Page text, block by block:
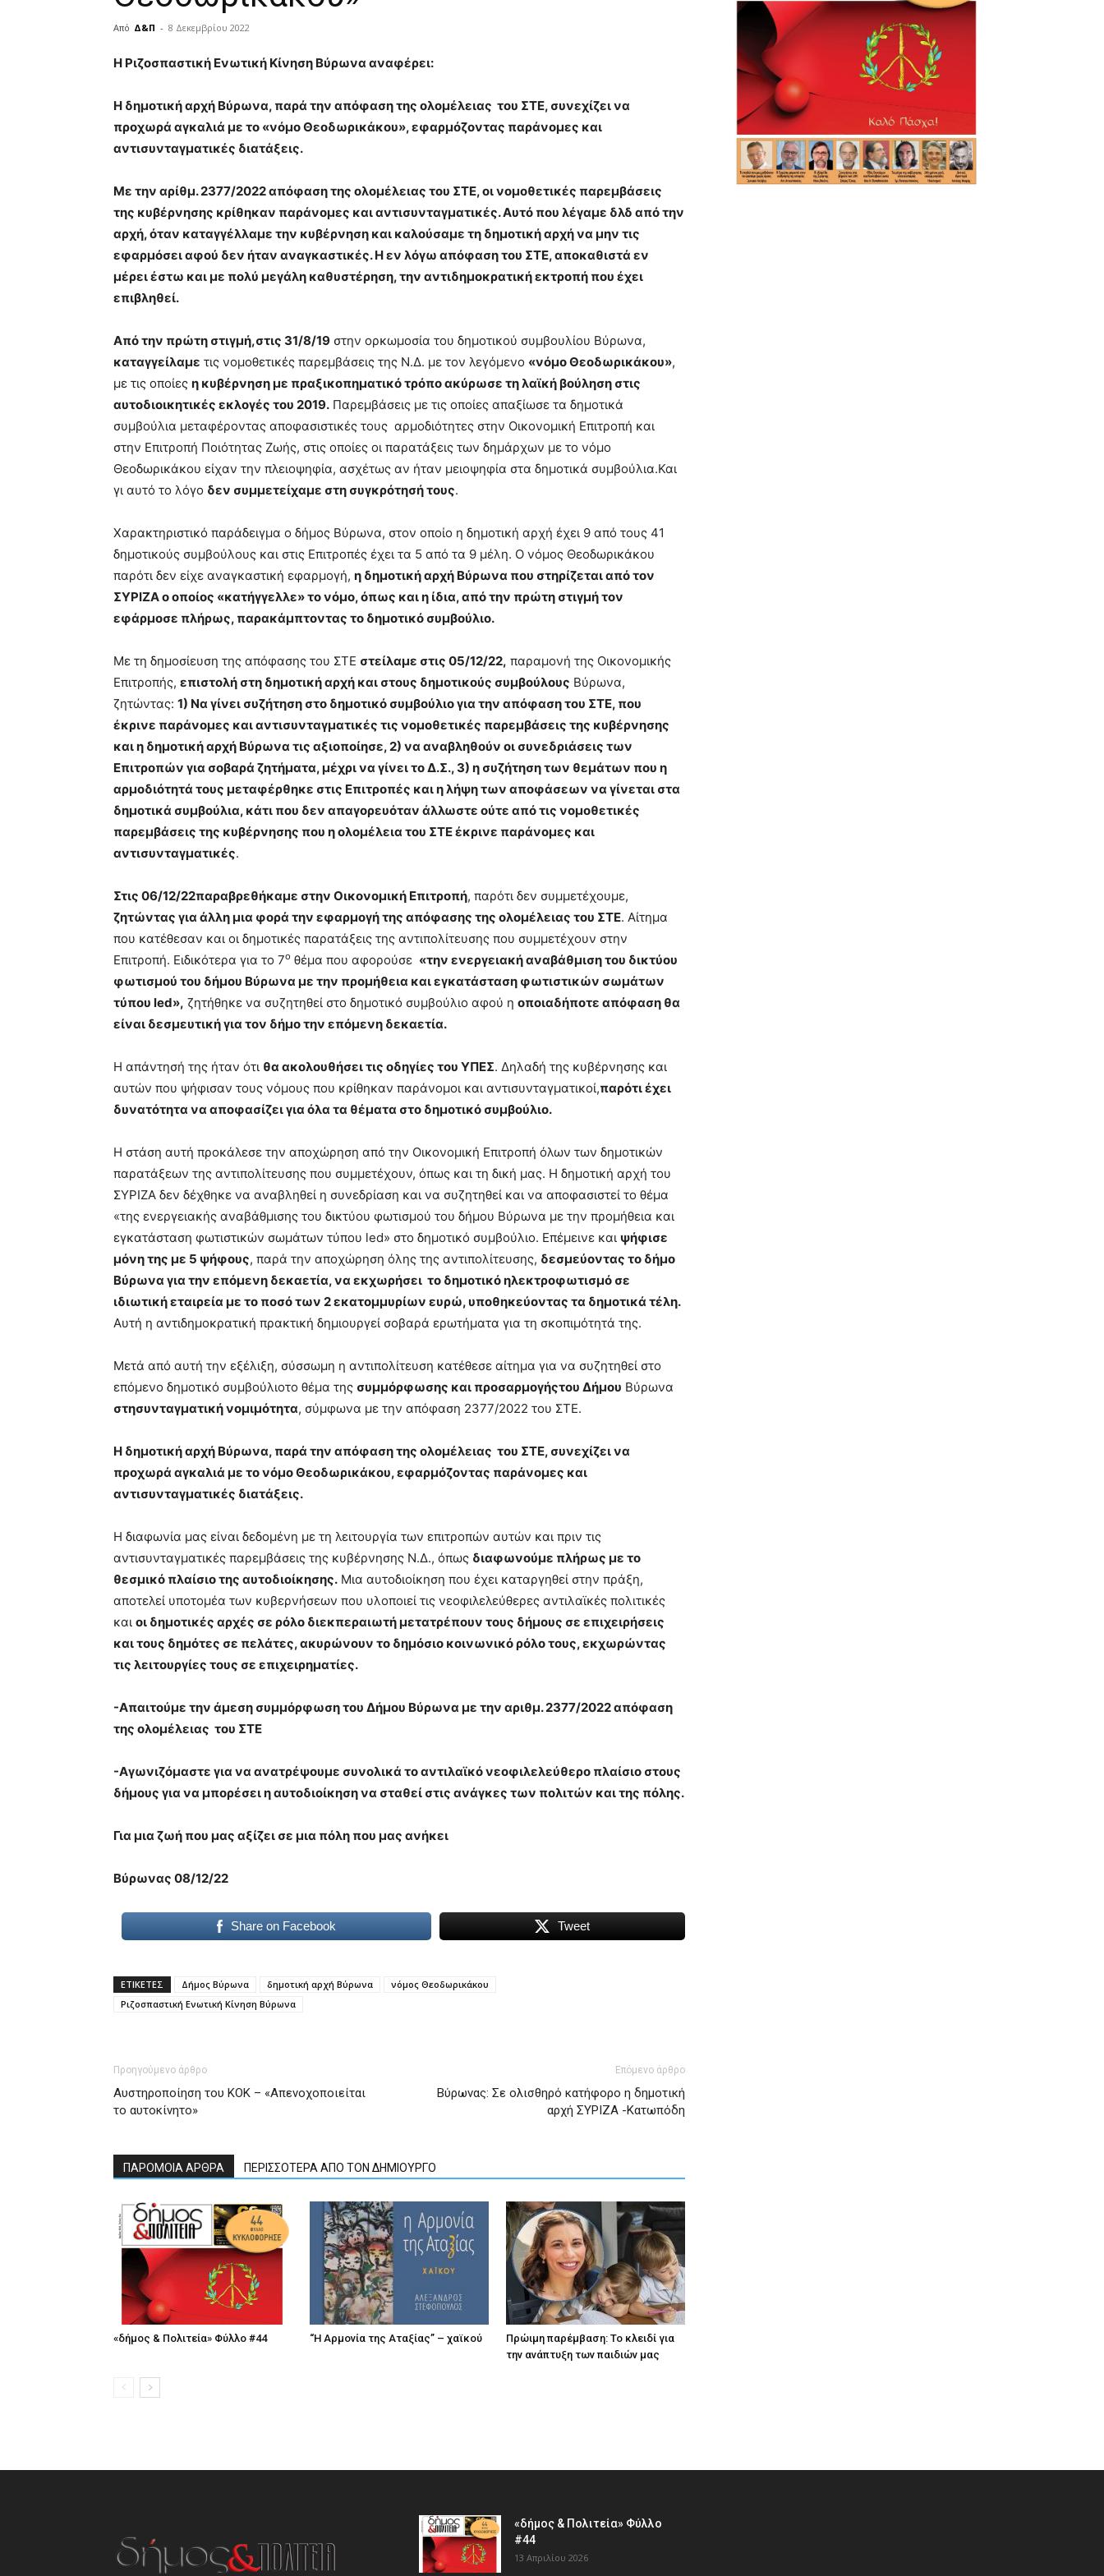
Από Δ&Π - 8 Δεκεμβρίου 2022
blonde
lesbians
hot
cam
show.desi
lyons
teaches
you
meaning
of
pain.
hd
porn
Η Ριζοσπαστική Ενωτική Κίνηση Βύρωνα αναφέρει:
Η δημοτική αρχή Βύρωνα, παρά την απόφαση της ολομέλειας του ΣΤΕ, συνεχίζει να
προχωρά αγκαλιά με το «νόμο Θεοδωρικάκου», εφαρμόζοντας παράνομες και
αντισυνταγματικές διατάξεις.
Με την αρίθμ. 2377/2022 απόφαση της ολομέλειας του ΣΤΕ, οι νομοθετικές παρεμβάσεις
της κυβέρνησης κρίθηκαν παράνομες και αντισυνταγματικές. Αυτό που λέγαμε δλδ από την
αρχή, όταν καταγγέλλαμε την κυβέρνηση και καλούσαμε τη δημοτική αρχή να μην τις
εφαρμόσει αφού δεν ήταν αναγκαστικές. Η εν λόγω απόφαση του ΣΤΕ, αποκαθιστά εν
μέρει έστω και με πολύ μεγάλη καθυστέρηση, την αντιδημοκρατική εκτροπή που έχει
επιβληθεί.
Από την πρώτη στιγμή,στις 31/8/19 στην ορκωμοσία του δημοτικού συμβουλίου Βύρωνα,
καταγγείλαμε τις νομοθετικές παρεμβάσεις της Ν.Δ. με τον λεγόμενο «νόμο Θεοδωρικάκου»,
με τις οποίες η κυβέρνηση με πραξικοπηματικό τρόπο ακύρωσε τη λαϊκή βούληση στις
αυτοδιοικητικές εκλογές του 2019. Παρεμβάσεις με τις οποίες απαξίωσε τα δημοτικά
συμβούλια μεταφέροντας αποφασιστικές τους αρμοδιότητες στην Οικονομική Επιτροπή και
στην Επιτροπή Ποιότητας Ζωής, στις οποίες οι παρατάξεις των δημάρχων με το νόμο
Θεοδωρικάκου είχαν την πλειοψηφία, ασχέτως αν ήταν μειοψηφία στα δημοτικά συμβούλια.Και
γι αυτό το λόγο δεν συμμετείχαμε στη συγκρότησή τους.
Χαρακτηριστικό παράδειγμα ο δήμος Βύρωνα, στον οποίο η δημοτική αρχή έχει 9 από τους 41
δημοτικούς συμβούλους και στις Επιτροπές έχει τα 5 από τα 9 μέλη. Ο νόμος Θεοδωρικάκου
παρότι δεν είχε αναγκαστική εφαρμογή, η δημοτική αρχή Βύρωνα που στηρίζεται από τον
ΣΥΡΙΖΑ ο οποίος «κατήγγελλε» το νόμο, όπως και η ίδια, από την πρώτη στιγμή τον
εφάρμοσε πλήρως, παρακάμπτοντας το δημοτικό συμβούλιο.
Με τη δημοσίευση της απόφασης του ΣΤΕ στείλαμε στις 05/12/22, παραμονή της Οικονομικής
Επιτροπής, επιστολή στη δημοτική αρχή και στους δημοτικούς συμβούλους Βύρωνα,
ζητώντας: 1) Να γίνει συζήτηση στο δημοτικό συμβούλιο για την απόφαση του ΣΤΕ, που
έκρινε παράνομες και αντισυνταγματικές τις νομοθετικές παρεμβάσεις της κυβέρνησης
και η δημοτική αρχή Βύρωνα τις αξιοποίησε, 2) να αναβληθούν οι συνεδριάσεις των
Επιτροπών για σοβαρά ζητήματα, μέχρι να γίνει το Δ.Σ., 3) η συζήτηση των θεμάτων που η
αρμοδιότητά τους μεταφέρθηκε στις Επιτροπές και η λήψη των αποφάσεων να γίνεται στα
δημοτικά συμβούλια, κάτι που δεν απαγορευόταν άλλωστε ούτε από τις νομοθετικές
παρεμβάσεις της κυβέρνησης που η ολομέλεια του ΣΤΕ έκρινε παράνομες και
αντισυνταγματικές.
Στις 06/12/22παραβρεθήκαμε στην Οικονομική Επιτροπή, παρότι δεν συμμετέχουμε,
ζητώντας για άλλη μια φορά την εφαρμογή της απόφασης της ολομέλειας του ΣΤΕ. Αίτημα
που κατέθεσαν και οι δημοτικές παρατάξεις της αντιπολίτευσης που συμμετέχουν στην
Επιτροπή. Ειδικότερα για το 7ο θέμα που αφορούσε «την ενεργειακή αναβάθμιση του δικτύου
φωτισμού του δήμου Βύρωνα με την προμήθεια και εγκατάσταση φωτιστικών σωμάτων
τύπου led», ζητήθηκε να συζητηθεί στο δημοτικό συμβούλιο αφού η οποιαδήποτε απόφαση θα
είναι δεσμευτική για τον δήμο την επόμενη δεκαετία.
Η απάντησή της ήταν ότι θα ακολουθήσει τις οδηγίες του ΥΠΕΣ. Δηλαδή της κυβέρνησης και
αυτών που ψήφισαν τους νόμους που κρίθηκαν παράνομοι και αντισυνταγματικοί,παρότι έχει
δυνατότητα να αποφασίζει για όλα τα θέματα στο δημοτικό συμβούλιο.
Η στάση αυτή προκάλεσε την αποχώρηση από την Οικονομική Επιτροπή όλων των δημοτικών
παρατάξεων της αντιπολίτευσης που συμμετέχουν, όπως και τη δική μας. Η δημοτική αρχή του
ΣΥΡΙΖΑ δεν δέχθηκε να αναβληθεί η συνεδρίαση και να συζητηθεί και να αποφασιστεί το θέμα
«της ενεργειακής αναβάθμισης του δικτύου φωτισμού του δήμου Βύρωνα με την προμήθεια και
εγκατάσταση φωτιστικών σωμάτων τύπου led» στο δημοτικό συμβούλιο. Επέμεινε και ψήφισε
μόνη της με 5 ψήφους, παρά την αποχώρηση όλης της αντιπολίτευσης, δεσμεύοντας το δήμο
Βύρωνα για την επόμενη δεκαετία, να εκχωρήσει το δημοτικό ηλεκτροφωτισμό σε
ιδιωτική εταιρεία με το ποσό των 2 εκατομμυρίων ευρώ, υποθηκεύοντας τα δημοτικά τέλη.
Αυτή η αντιδημοκρατική πρακτική δημιουργεί σοβαρά ερωτήματα για τη σκοπιμότητά της.
Μετά από αυτή την εξέλιξη, σύσσωμη η αντιπολίτευση κατέθεσε αίτημα για να συζητηθεί στο
επόμενο δημοτικό συμβούλιοτο θέμα της συμμόρφωσης και προσαρμογήςτου Δήμου Βύρωνα
στησυνταγματική νομιμότητα, σύμφωνα με την απόφαση 2377/2022 του ΣΤΕ.
Η δημοτική αρχή Βύρωνα, παρά την απόφαση της ολομέλειας του ΣΤΕ, συνεχίζει να
προχωρά αγκαλιά με το νόμο Θεοδωρικάκου, εφαρμόζοντας παράνομες και
αντισυνταγματικές διατάξεις.
Η διαφωνία μας είναι δεδομένη με τη λειτουργία των επιτροπών αυτών και πριν τις
αντισυνταγματικές παρεμβάσεις της κυβέρνησης Ν.Δ., όπως διαφωνούμε πλήρως με το
θεσμικό πλαίσιο της αυτοδιοίκησης. Μια αυτοδιοίκηση που έχει καταργηθεί στην πράξη,
αποτελεί υποτομέα των κυβερνήσεων που υλοποιεί τις νεοφιλελεύθερες αντιλαϊκές πολιτικές
και οι δημοτικές αρχές σε ρόλο διεκπεραιωτή μετατρέπουν τους δήμους σε επιχειρήσεις
και τους δημότες σε πελάτες, ακυρώνουν το δημόσιο κοινωνικό ρόλο τους, εκχωρώντας
τις λειτουργίες τους σε επιχειρηματίες.
-Απαιτούμε την άμεση συμμόρφωση του Δήμου Βύρωνα με την αριθμ. 2377/2022 απόφαση
της ολομέλειας του ΣΤΕ
-Αγωνιζόμαστε για να ανατρέψουμε συνολικά το αντιλαϊκό νεοφιλελεύθερο πλαίσιο στους
δήμους για να μπορέσει η αυτοδιοίκηση να σταθεί στις ανάγκες των πολιτών και της πόλης.
Για μια ζωή που μας αξίζει σε μια πόλη που μας ανήκει
Βύρωνας 08/12/22
Share on Facebook Tweet
ΕΤΙΚΕΤΕΣ Δήμος Βύρωνα δημοτική αρχή Βύρωνα
νόμος Θεοδωρικάκου
Ριζοσπαστική Ενωτική Κίνηση Βύρωνα
Προηγούμενο άρθρο
Αυστηροποίηση του ΚΟΚ – «Απενοχοποιείται
το αυτοκίνητο»
Επόμενο άρθρο
Βύρωνας: Σε ολισθηρό κατήφορο η δημοτική
αρχή ΣΥΡΙΖΑ -Κατωπόδη
ΠΑΡΟΜΟΙΑ ΑΡΘΡΑ ΠΕΡΙΣΣΟΤΕΡΑ ΑΠΟ ΤΟΝ ΔΗΜΙΟΥΡΓΟ
«δήμος & Πολιτεία» Φύλλο #44 “Η Αρμονία της Αταξίας” – χαϊκού
Πρώιμη παρέμβαση: Το κλειδί για
την ανάπτυξη των παιδιών µας
«δήμος & Πολιτεία» Φύλλο
#44
13 Απριλίου 2026